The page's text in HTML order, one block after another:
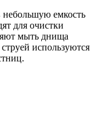
небольшую емкость
для очистки
мыть днища
используются